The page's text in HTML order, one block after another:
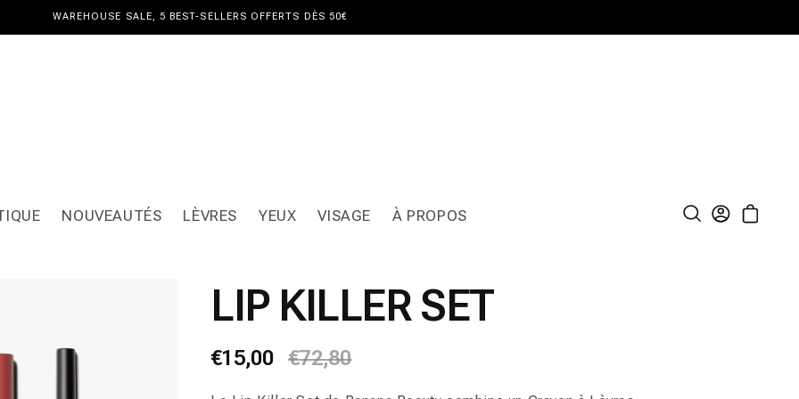
WAREHOUSE SALE, 5 BEST-SELLERS OFFERTS DÈS 50€
NOUVEAUTÉS LÈVRES YEUX VISAGE À PROPOS Connexion
Panier
LIP KILLER SET
Prix
€15,00 Prix
€72,80